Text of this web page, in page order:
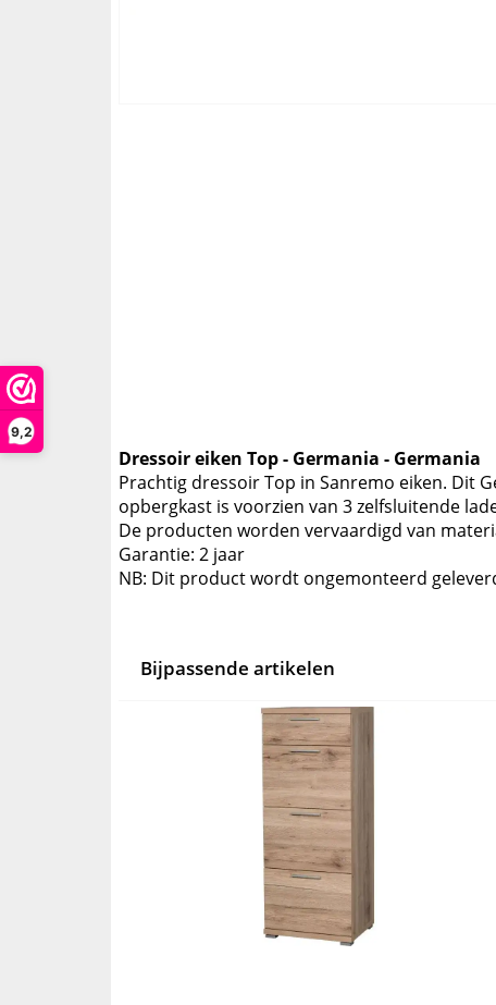
9,2
Dressoir eiken Top - Germania - Germania
Prachtig dressoir Top in Sanremo eiken. Dit
opbergkast is voorzien van 3 zelfsluitende
De producten worden vervaardigd van
Garantie: 2 jaar
NB: Dit product wordt ongemonteerd
Bijpassende artikelen